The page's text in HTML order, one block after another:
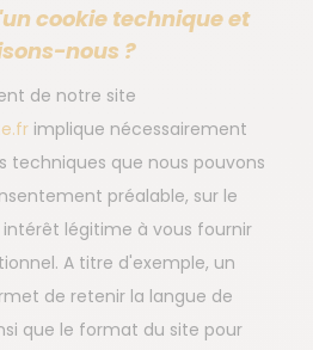
cookie technique et
nous ?
de notre site
implique nécessairement
techniques que nous pouvons
préalable, sur le
légitime à vous fournir
A titre d'exemple, un
de retenir la langue de
que le format du site pour